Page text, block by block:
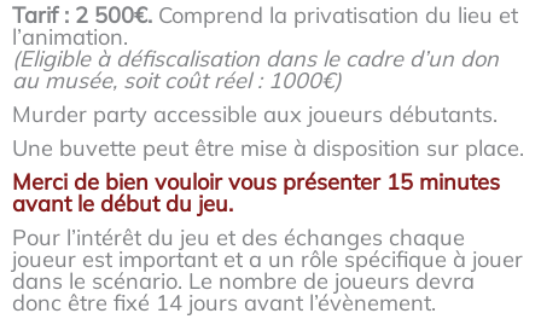
Tarif : 2 500€. Comprend la privatisation du lieu et
l’animation.
(Eligible à défiscalisation dans le cadre d’un don
au musée, soit coût réel : 1000€)
Murder party accessible aux joueurs débutants.
Une buvette peut être mise à disposition sur place.
Merci de bien vouloir vous présenter 15 minutes
avant le début du jeu.
Pour l’intérêt du jeu et des échanges chaque
joueur est important et a un rôle spécifique à jouer
dans le scénario. Le nombre de joueurs devra
donc être fixé 14 jours avant l’évènement.